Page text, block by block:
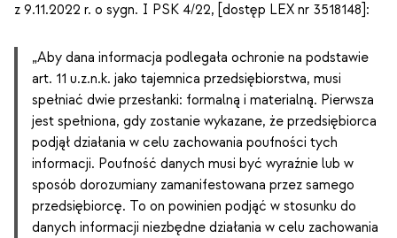
z 9.11.2022 r. o sygn. I PSK 4/22, [dostęp LEX nr 3518148]:
„Aby dana informacja podlegała ochronie na podstawie
art. 11 u.z.n.k. jako tajemnica przedsiębiorstwa, musi
spełniać dwie przesłanki: formalną i materialną. Pierwsza
jest spełniona, gdy zostanie wykazane, że przedsiębiorca
podjął działania w celu zachowania poufności tych
informacji. Poufność danych musi być wyraźnie lub w
sposób dorozumiany zamanifestowana przez samego
przedsiębiorcę. To on powinien podjąć w stosunku do
danych informacji niezbędne działania w celu zachowania